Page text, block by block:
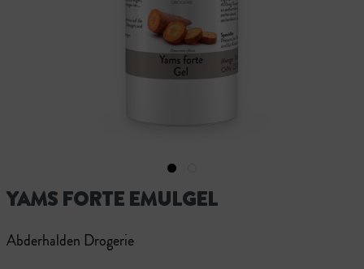
YAMS FORTE EMULGEL
Abderhalden Drogerie